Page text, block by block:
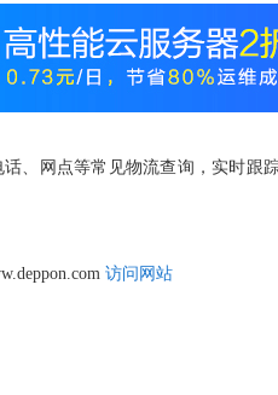
话、网点等常见物流查询，实时
访问网站